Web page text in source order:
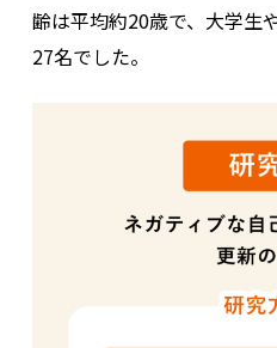
齢は平均約20歳で、大学生
27名でした。